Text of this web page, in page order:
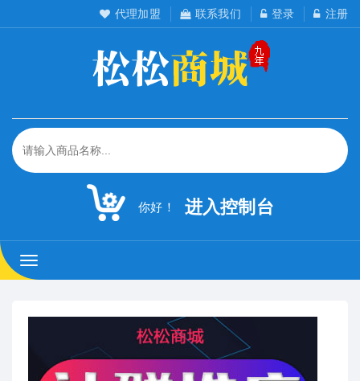
代理加盟 联系我们 登录 注册
你好！ 进入控制台
松
松
室